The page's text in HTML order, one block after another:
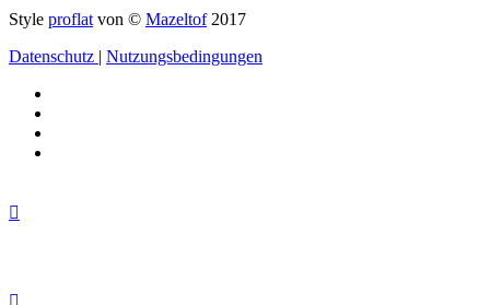
Style proflat von © Mazeltof2017
Datenschutz | Nutzungsbedingungen